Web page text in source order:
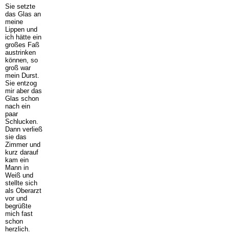
Sie setzte
das Glas an
meine
Lippen und
ich hätte ein
großes Faß
austrinken
können, so
groß war
mein Durst.
Sie entzog
mir aber das
Glas schon
nach ein
paar
Schlucken.
Dann verließ
sie das
Zimmer und
kurz darauf
kam ein
Mann in
Weiß und
stellte sich
als Oberarzt
vor und
begrüßte
mich fast
schon
herzlich.